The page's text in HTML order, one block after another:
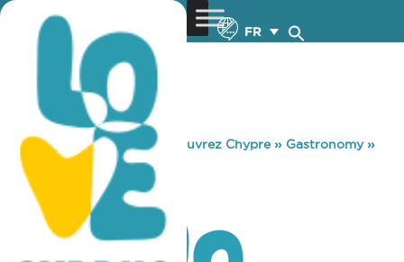
FR
You are here: Home »Découvrez Chypre» Gastronomy»
PIAZZA MARONI
PIAZZA MARONI